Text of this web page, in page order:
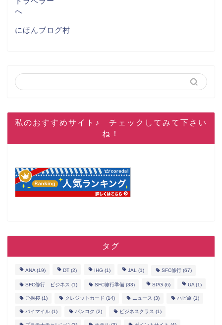
にほんブログ村
私のおすすめサイト♪ チェックしてみて下さい
ね！
タグ
ANA (19) DT (2) IHG (1) JAL (1) SFC修行 (67)
SFC修行 ビジネス (1) SFC修行準備 (33) SPG (6) UA (1)
ご挨拶 (1) クレジットカード (14) ニュース (3) ハピ旅 (1)
バイマイル (1) バンコク (2) ビジネスクラス (1)